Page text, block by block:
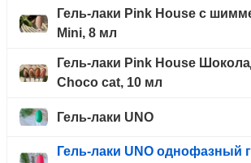
Гель-лаки Pink House с
Mini, 8 мл
Гель-лаки Pink House
Choco cat, 10 мл
Гель-лаки UNO
Гель-лаки UNO однофазный